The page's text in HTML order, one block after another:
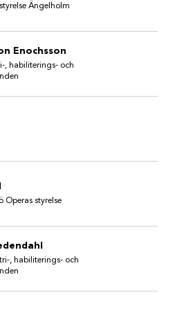
Ängelholm
Enochsson
, habiliterings- och
Operas styrelse
, habiliterings- och